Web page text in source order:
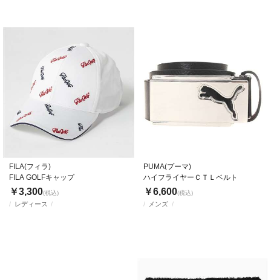
レディース
FILA(フィラ)
FILA GOLFキャップ
￥3,300(税込)
メンズ
PUMA(プーマ)
ハイフライヤーＣＴＬベルト
￥6,600(税込)